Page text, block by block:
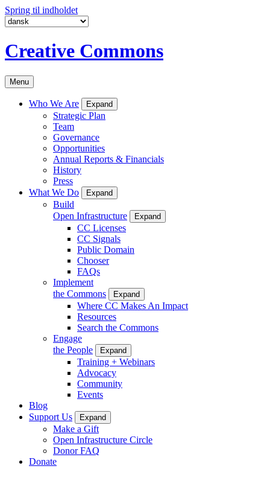
Spring til indholdet
Creative Commons
Menu
Who We Are Expand
Strategic Plan
Team
Governance
Opportunities
Annual Reports & Financials
History
Press
What We Do
Expand
Build
Open Infrastructure
Expand
CC Licenses
CC Signals
Public Domain
Chooser
FAQs
Implement
the Commons
Expand
Where CC Makes An Impact
Resources
Search the Commons
Engage
the People
Expand
Training + Webinars
Advocacy
Community
Events
Blog
Support Us
Expand
Make a Gift
Open Infrastructure Circle
Donor FAQ
Donate